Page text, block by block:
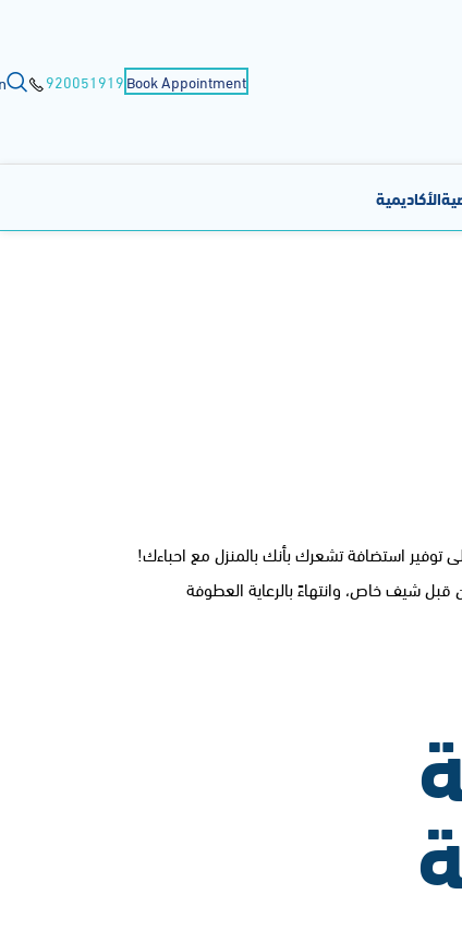
Book Appointment
920051919
الأكاديمية
توفير استضافة تشعرك بأنك بالمنزل مع احباءك!
قبل شيف خاص، وانتهاءً بالرعاية العطوفة